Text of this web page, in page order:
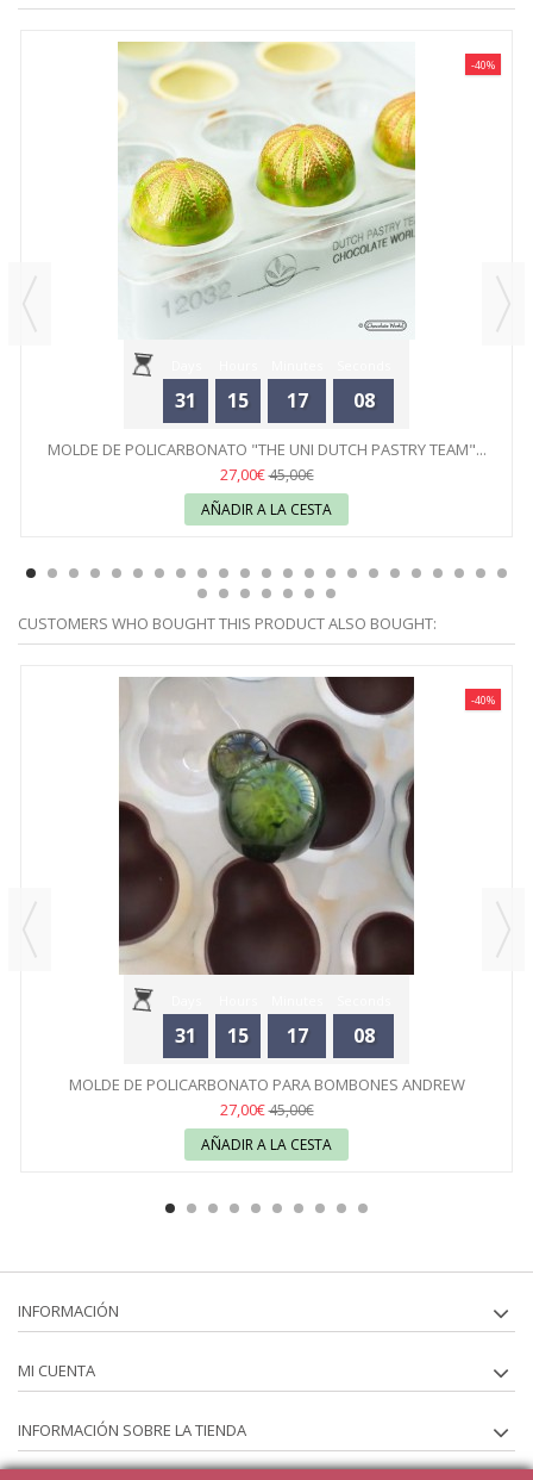
31 15 17 08
-40%
MOLDE DE POLICARBONATO "THE UNI DUTCH PASTRY TEAM"...
27,00€45,00€
AÑADIR A LA CESTA
CUSTOMERS WHO BOUGHT THIS PRODUCT ALSO BOUGHT:
31 15 17 08
-40%
MOLDE DE POLICARBONATO PARA BOMBONES ANDREW
DUBOVIK...
27,00€45,00€
AÑADIR A LA CESTA
INFORMACIÓN
MI CUENTA
INFORMACIÓN SOBRE LA TIENDA